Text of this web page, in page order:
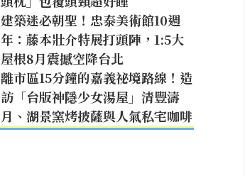
建築迷必朝聖！忠泰美術館10週
年：藤本壯介特展打頭陣，1:5大
屋根8月震撼空降台北
離市區15分鐘的嘉義祕境路線！造
訪「台版神隱少女湯屋」清豐濤
月、湖景窯烤披薩與人氣私宅咖啡